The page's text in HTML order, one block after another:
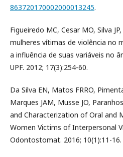
863720170002000013245.
Figueiredo MC, Cesar MO, Silva
mulheres vítimas de violência no
a influência de suas variáveis no
UPF. 2012; 17(3):254-60.
Da Silva EN, Matos FRRO,
Marques JAM, Musse JO,
and Characterization of Oral and
Women Victims of Interpersonal
Odontostomat. 2016; 10(1):11-16.